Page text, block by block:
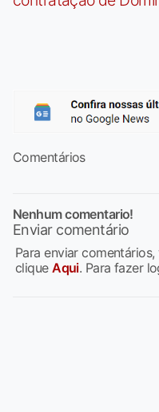
Comentários
Nenhum comentario!
Enviar comentário
Para enviar
cliqueAqui. Para fazer